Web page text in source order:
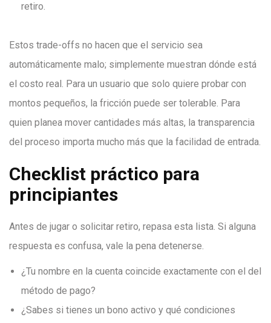
retiro.
Estos trade-offs no hacen que el servicio sea
automáticamente malo; simplemente muestran dónde está
el costo real. Para un usuario que solo quiere probar con
montos pequeños, la fricción puede ser tolerable. Para
quien planea mover cantidades más altas, la transparencia
del proceso importa mucho más que la facilidad de entrada.
Checklist práctico para
principiantes
Antes de jugar o solicitar retiro, repasa esta lista. Si alguna
respuesta es confusa, vale la pena detenerse.
¿Tu nombre en la cuenta coincide exactamente con el del
método de pago?
¿Sabes si tienes un bono activo y qué condiciones